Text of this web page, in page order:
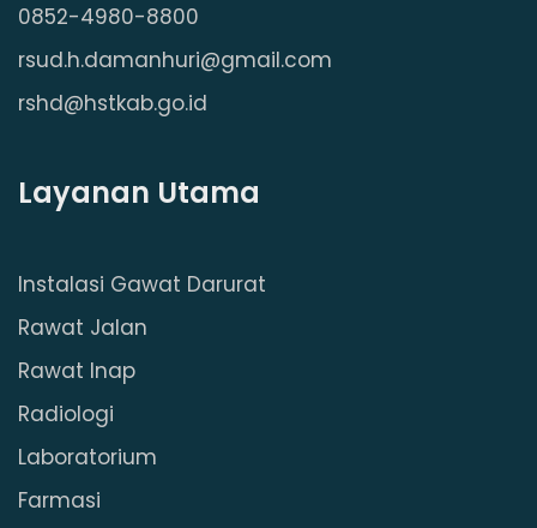
0852-4980-8800
rsud.h.damanhuri@gmail.com
rshd@hstkab.go.id
Layanan Utama
Instalasi Gawat Darurat
Rawat Jalan
Rawat Inap
Radiologi
Laboratorium
Farmasi